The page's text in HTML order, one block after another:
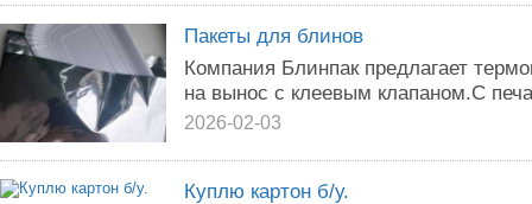
Пакеты для блинов
Компания Блинпак предлагает
на вынос с клеевым клапаном.С
2026-02-03
Куплю картон б/у.